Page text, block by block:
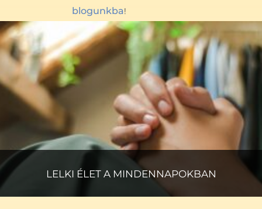
blogunkba!
LELKI ÉLET A MINDENNAPOKBAN